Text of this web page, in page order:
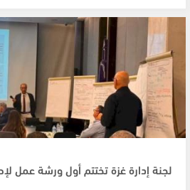
لجنة إدارة غزة تختتم أول ورشة عمل